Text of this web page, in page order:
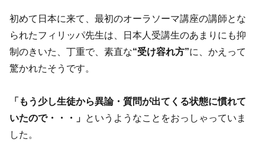
初めて日本に来て、最初のオーラソーマ講座の講師とな
られたフィリッパ先生は、日本人受講生のあまりにも抑
制のきいた、丁重で、素直な“受け容れ方”に、かえって
驚かれたそうです。
「もう少し生徒から異論・質問が出てくる状態に慣れて
いたので・・・」 というようなことをおっしゃっていま
した。